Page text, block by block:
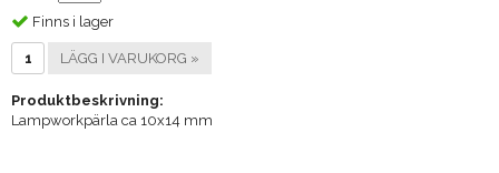
Finns i lager
LÄGG I VARUKORG »
Produktbeskrivning:
Lampworkpärla ca 10x14 mm